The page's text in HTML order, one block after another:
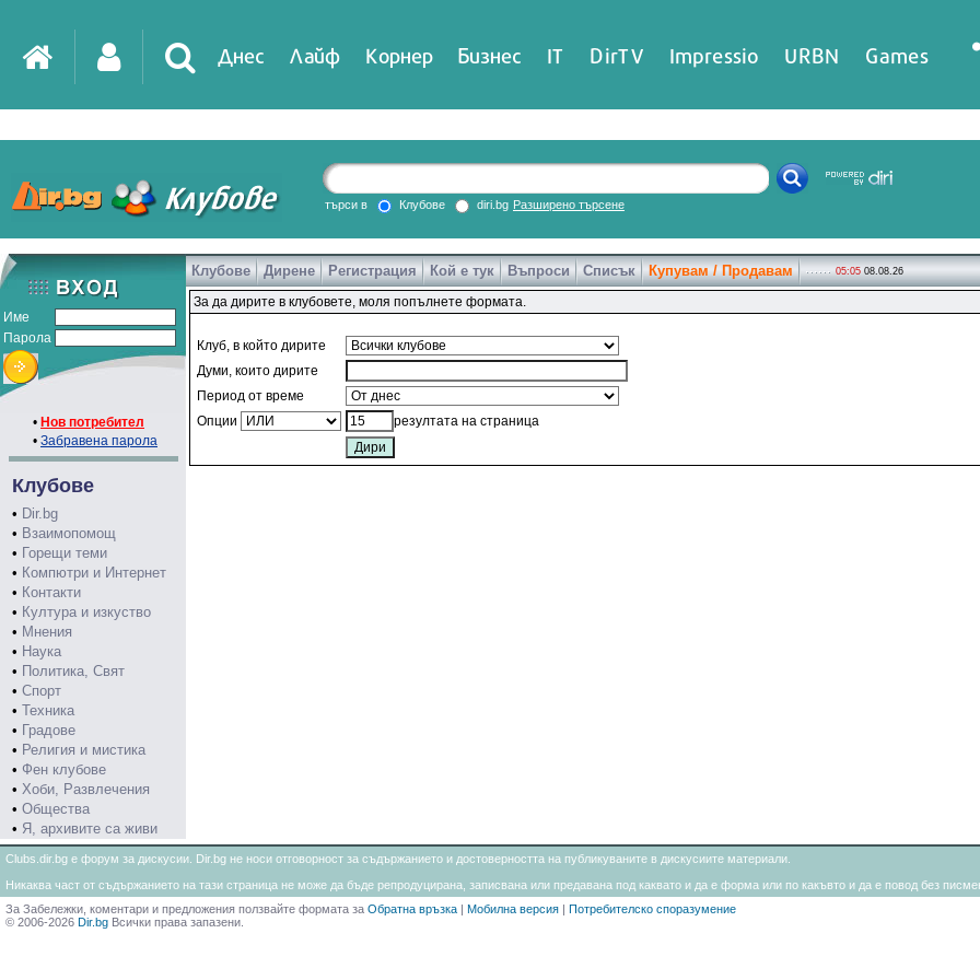
Днес Лайф Корнер Бизнес IT DirTV Impressio URBN Games
търси в Клубове diri.bg Разширено търсене
Име
Парола
• Нов потребител
• Забравена парола
Клубове
• Dir.bg
• Взаимопомощ
• Горещи теми
• Компютри и Интернет
• Контакти
• Култура и изкуство
• Мнения
• Наука
• Политика, Свят
• Спорт
• Техника
• Градове
• Религия и мистика
• Фен клубове
• Хоби, Развлечения
• Общества
• Я, архивите са живи
Клубове Дирене Регистрация Кой е тук Въпроси Списък Купувам / Продавам 05:05 08.08.26
За да дирите в клубовете, моля попълнете формата.
Клуб, в който дирите
Думи, които дирите
Период от време
Опции
резултата на страница
Clubs.dir.bg е форум за дискусии. Dir.bg не носи отговорност за съдържанието и достоверността на публикуваните в дискусиите материали.
Никаква част от съдържанието на тази страница не може да бъде репродуцирана, записвана или предавана под каквато и да е форма или по какъвто и да е повод без
За Забележки, коментари и предложения ползвайте формата за Обратна връзка | Мобилна версия | Потребителско споразумение
© 2006-2026 Dir.bg Всички права запазени.